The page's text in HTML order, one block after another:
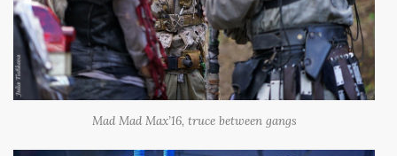
Mad Mad Max’16, truce between gangs